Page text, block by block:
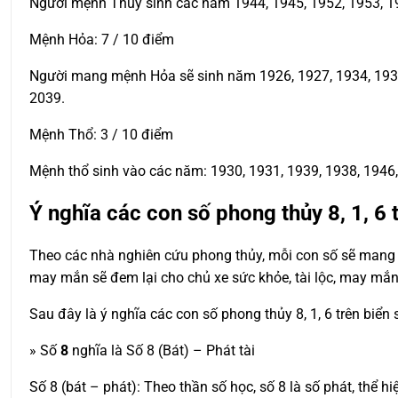
Người mệnh Thủy sinh các năm 1944, 1945, 1952, 1953,
Mệnh Hỏa: 7 / 10 điểm
Người mang mệnh Hỏa sẽ sinh năm 1926, 1927, 1934,
2039.
Mệnh Thổ: 3 / 10 điểm
Mệnh thổ sinh vào các năm: 1930, 1931, 1939, 1938,
Ý nghĩa các con số phong thủy 8, 1, 6
Theo các nhà nghiên cứu phong thủy, mỗi con số sẽ
may mắn sẽ đem lại cho chủ xe sức khỏe, tài lộc, may
Sau đây là ý nghĩa các con số phong thủy 8, 1, 6 trên biển
» Số 8 nghĩa là Số 8 (Bát) – Phát tài
Số 8 (bát – phát): Theo thần số học, số 8 là số phát, thể